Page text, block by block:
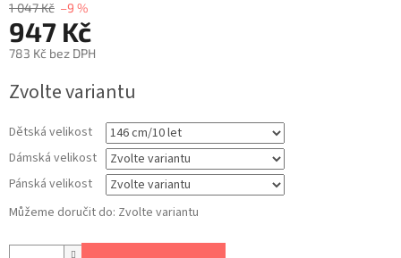
1 047 Kč –9 %
947 Kč
783 Kč bez DPH
cena:
Zvolte variantu
Dětská velikost
Dámská velikost
Pánská velikost
Můžeme doručit do: Zvolte variantu